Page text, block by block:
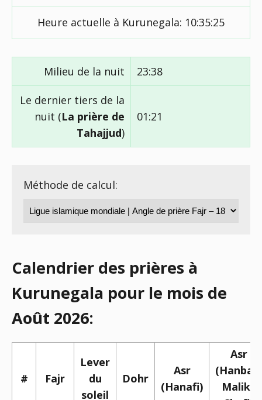
Heure actuelle à Kurunegala: 10:35:25
Milieu de la nuit 23:38
Le dernier tiers de la
nuit (La prière de
Tahajjud)
01:21
Méthode de calcul:
Calendrier des prières à
Kurunegala pour le mois de
Août 2026:
# Fajr
Lever
du
soleil
Dohr
Asr
(Hanafi)
Asr
(Hanbali,
Maliki,